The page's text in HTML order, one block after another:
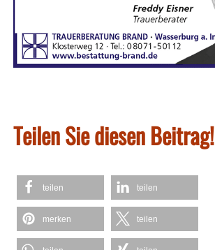
Teilen Sie diesen Beitrag!
teilen teilen
merken teilen